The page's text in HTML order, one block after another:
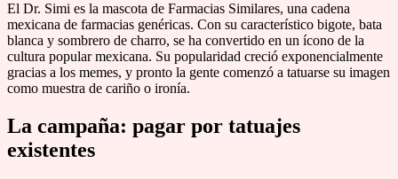
El Dr. Simi es la mascota de Farmacias Similares, una cadena
mexicana de farmacias genéricas. Con su característico bigote, bata
blanca y sombrero de charro, se ha convertido en un ícono de la
cultura popular mexicana. Su popularidad creció exponencialmente
gracias a los memes, y pronto la gente comenzó a tatuarse su imagen
como muestra de cariño o ironía.
La campaña: pagar por tatuajes
existentes